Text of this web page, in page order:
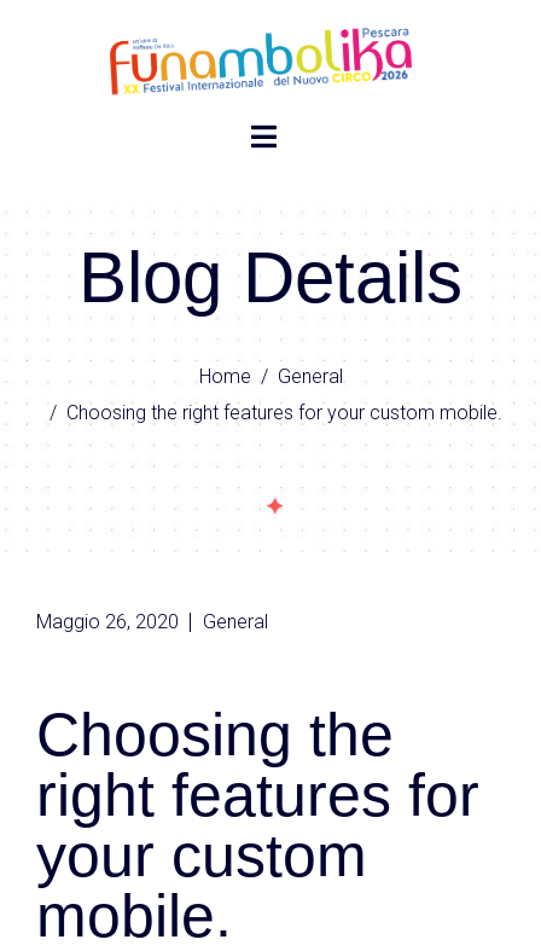
Blog Details
Home
General
Choosing the right features for your custom mobile.
Maggio 26, 2020 General
Choosing the
right features for
your custom
mobile.